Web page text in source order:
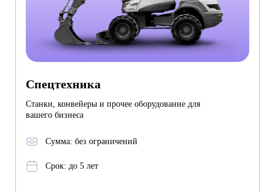
Спецтехника
Станки, конвейеры и прочее оборудование для
вашего бизнеса
Сумма: без ограничений
Срок: до 5 лет